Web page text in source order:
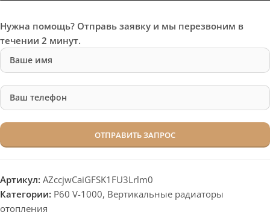
Нужна помощь? Отправь заявку и мы перезвоним в
течении 2 минут.
Артикул: AZccjwCaiGFSK1FU3Lrlm0
Категории: P60 V-1000, Вертикальные радиаторы
отопления